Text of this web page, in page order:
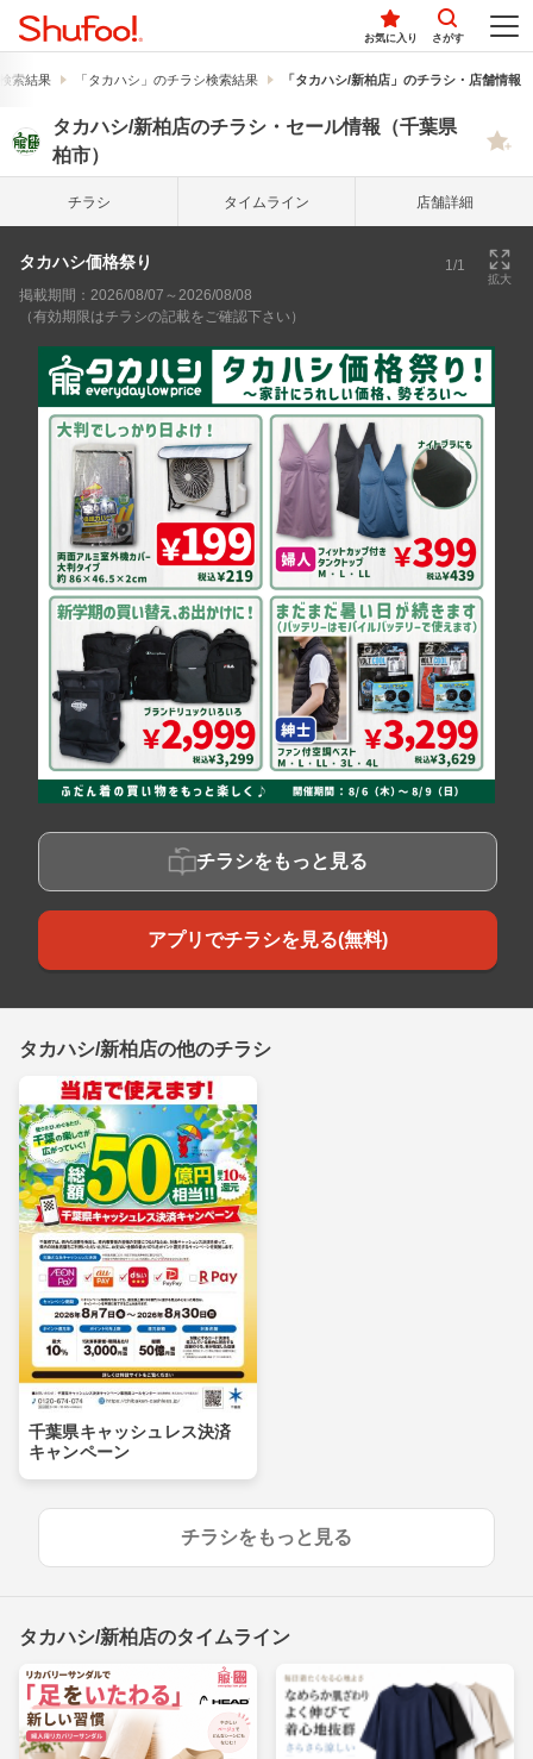
お気に入り さがす
索結果 「タカハシ」のチラシ検索結果 「タカハシ/新柏店」のチラシ・店舗情報
タカハシ/新柏店のチラシ・セール情報（千葉県
柏市）
チラシ タイム ライン 店舗詳細
タカハシ価格祭り 1/1
拡大
掲載期間：2026/08/07～2026/08/08
（有効期限はチラシの記載をご確認下さい）
チラシをもっと見る
アプリでチラシを見る(無料)
タカハシ/新柏店の他のチラシ
千葉県キャッシュレス決済
キャンペーン
チラシをもっと見る
タカハシ/新柏店のタイムライン